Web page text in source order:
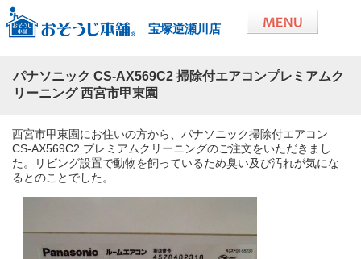
宝塚逆瀬川店
パナソニック CS-AX569C2 掃除付エアコンプレミアムク
リーニング 西宮市甲東園
西宮市甲東園にお住いの方から、パナソニック掃除付エアコン
CS-AX569C2 プレミアムクリーニングのご注文をいただきまし
た。リビング設置で動物を飼っているため臭い及び汚れが気にな
るとのことでした。